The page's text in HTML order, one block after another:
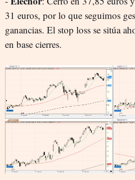
31 euros, por lo que seguimos
ganancias. El stop loss se sitúa
en base cierres.